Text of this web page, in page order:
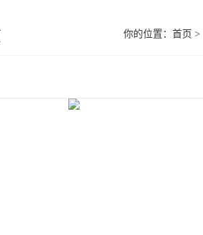
你的位置： 首页 >